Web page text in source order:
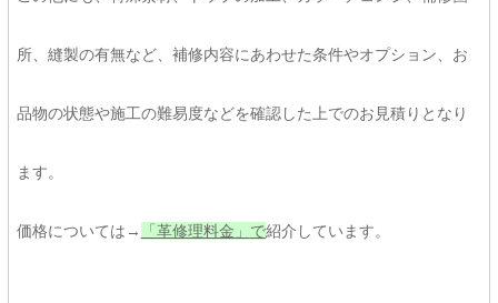
所、縫製の有無など、補修内容にあわせた条件やオプション、お
品物の状態や施工の難易度などを確認した上でのお見積りとなり
ます。
価格については→ 「革修理料金」 で紹介しています。